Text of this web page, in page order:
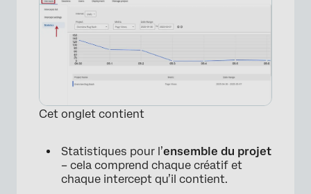
Cet onglet contient
Statistiques pour l’ensemble du projet
– cela comprend chaque créatif et
chaque intercept qu’il contient.